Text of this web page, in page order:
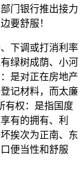
门银行推出接力
要舒服！
下调或打消利率
绿树成荫、小河
是对正在房地产
记材料，而太廉
有权：是指国度
有的拥有、利
挨次为正南、东
便当性和舒服